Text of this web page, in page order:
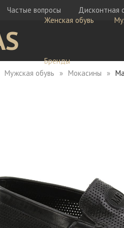
Частые вопросы Дисконтная
Женская обувь
Ботфорты
Бренды
Мужская обувь Мокасины